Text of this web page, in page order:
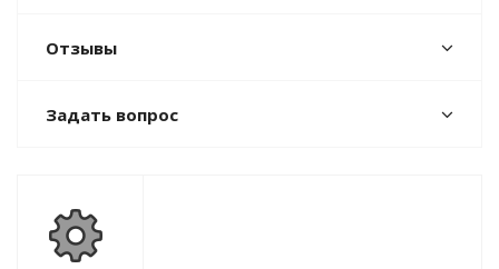
Отзывы
Задать вопрос